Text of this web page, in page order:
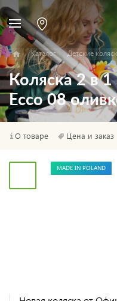
Каталог Детские
Коляска 2 в 1
Ecco 08
О товаре Цена и заказ
MADE IN POLAND